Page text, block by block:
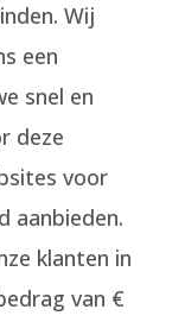
Wij
een
snel en
deze
voor
aanbieden.
klanten in
van €